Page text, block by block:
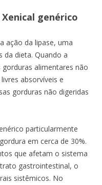
genérico
ação da lipase, uma
da dieta. Quando a
alimentares não
absorvíveis e
gorduras não digeridas
particularmente
em cerca de 30%.
que afetam o sistema
gastrointestinal, o
sistêmicos. No